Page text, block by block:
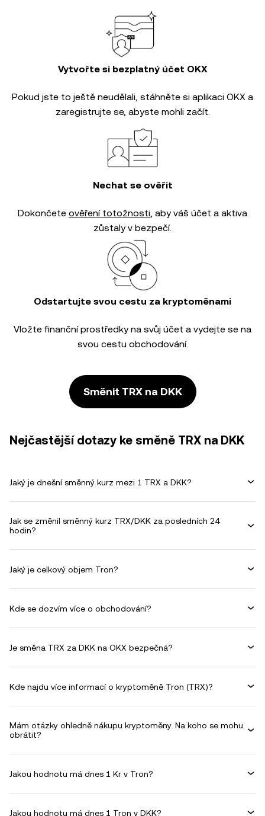
Vytvořte si bezplatný účet OKX
Pokud jste to ještě neudělali, stáhněte si aplikaci OKX a
zaregistrujte se, abyste mohli začít.
Nechat se ověřit
Dokončete ověření totožnosti, aby váš účet a aktiva
zůstaly v bezpečí.
Odstartujte svou cestu za kryptoměnami
Vložte finanční prostředky na svůj účet a vydejte se na
svou cestu obchodování.
Směnit TRX na DKK
Nejčastější dotazy ke směně TRX na DKK
Jaký je dnešní směnný kurz mezi 1 TRX a DKK?
Jak se změnil směnný kurz TRX/DKK za posledních 24
hodin?
Jaký je celkový objem Tron?
Kde se dozvím více o obchodování?
Je směna TRX za DKK na OKX bezpečná?
Kde najdu více informací o kryptoměně Tron (TRX)?
Mám otázky ohledně nákupu kryptoměny. Na koho se mohu
obrátit?
Jakou hodnotu má dnes 1 Kr v Tron?
Jakou hodnotu má dnes 1 Tron v DKK?